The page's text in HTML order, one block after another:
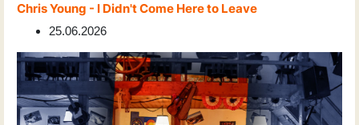
Chris Young - I Didn't Come Here to Leave
25.06.2026